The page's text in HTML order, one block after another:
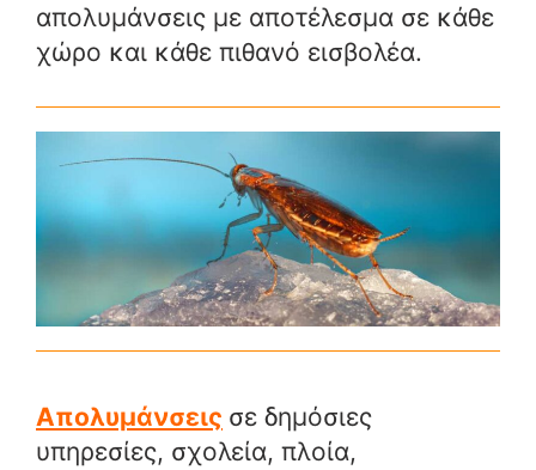
απολυμάνσεις με αποτέλεσμα σε κάθε
χώρο και κάθε πιθανό εισβολέα.
Απολυμάνσεις σε δημόσιες
υπηρεσίες, σχολεία, πλοία,